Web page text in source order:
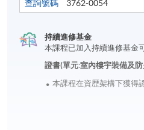
查詢號碼
3762-0054
持續進修基金
本課程已加入持續進修基金
證書(單元:室內樓宇裝備及
本課程在資歴架構下獲得